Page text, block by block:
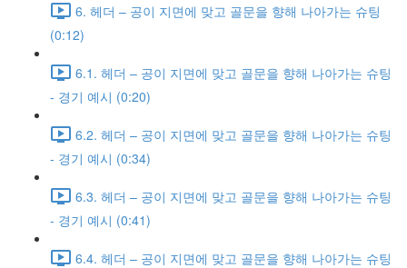
6. 헤더 – 공이 지면에 맞고 골문을 향해 나아가는 슈팅
(0:12)
6.1. 헤더 – 공이 지면에 맞고 골문을 향해 나아가는 슈팅
- 경기 예시 (0:20)
6.2. 헤더 – 공이 지면에 맞고 골문을 향해 나아가는 슈팅
- 경기 예시 (0:34)
6.3. 헤더 – 공이 지면에 맞고 골문을 향해 나아가는 슈팅
- 경기 예시 (0:41)
6.4. 헤더 – 공이 지면에 맞고 골문을 향해 나아가는 슈팅